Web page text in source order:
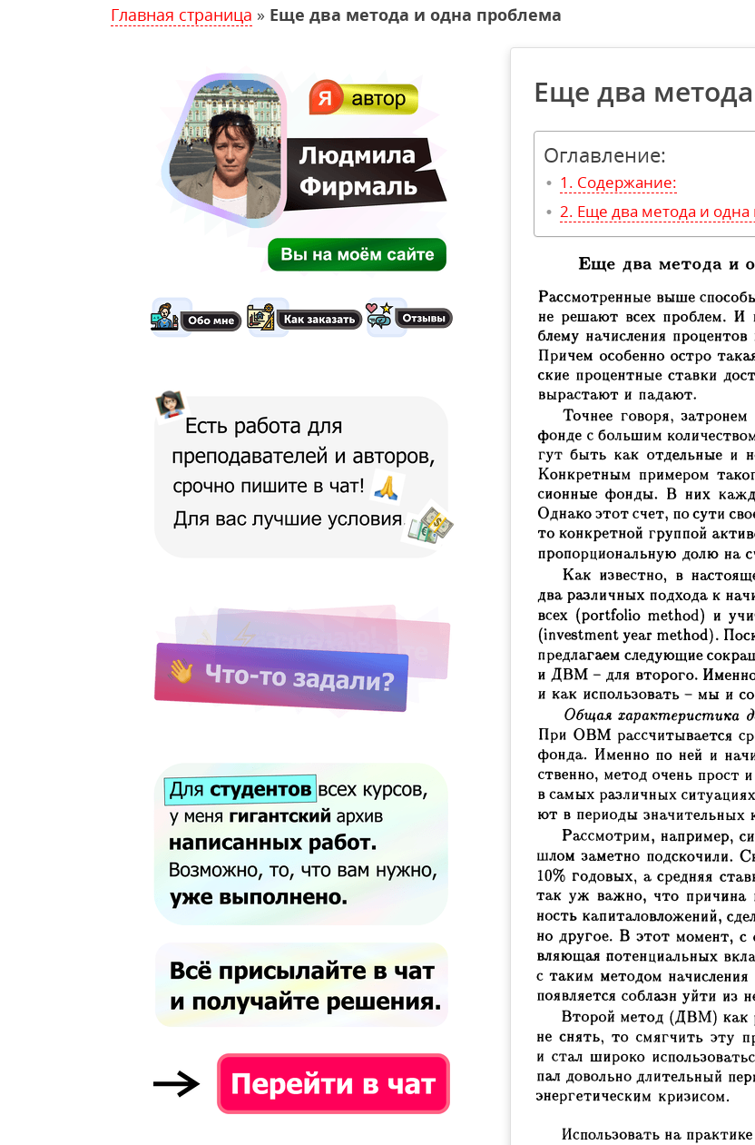
Главная страница » Еще два метода и одна проблема
Еще два
Оглавление:
Содержание:
Еще два метода и